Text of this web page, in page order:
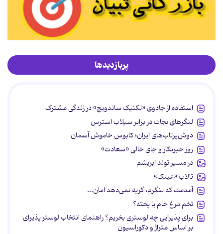
پربازدیدها
استفاده از جادوی «تکنیک ساندویچ» در زندگی مشترک
لنگرهای نجات در برابر سیلاب استرس
دوش‌پرتاب‌های ایران؛ کابوس خاموش آسمان
روز خبرنگار و جای خالی «سعادت»
در مسیر تولد ابریشم
تالاب «عینک»
آمدمت که بنگرم، گریه نمی‌دهد امان...
تخم مرغ خام یا پخته؟
برای پذیرایی چه لوستری بخریم؟ راهنمای انتخاب لوستر پذیرای
بر اساس متراژ و دکوراسیون